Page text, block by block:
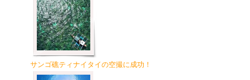
サンゴ礁ティナイタイの空撮に成功！